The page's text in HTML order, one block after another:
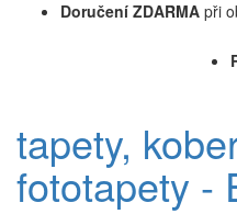
Doručení ZDARMA při
tapety,
fototapety -